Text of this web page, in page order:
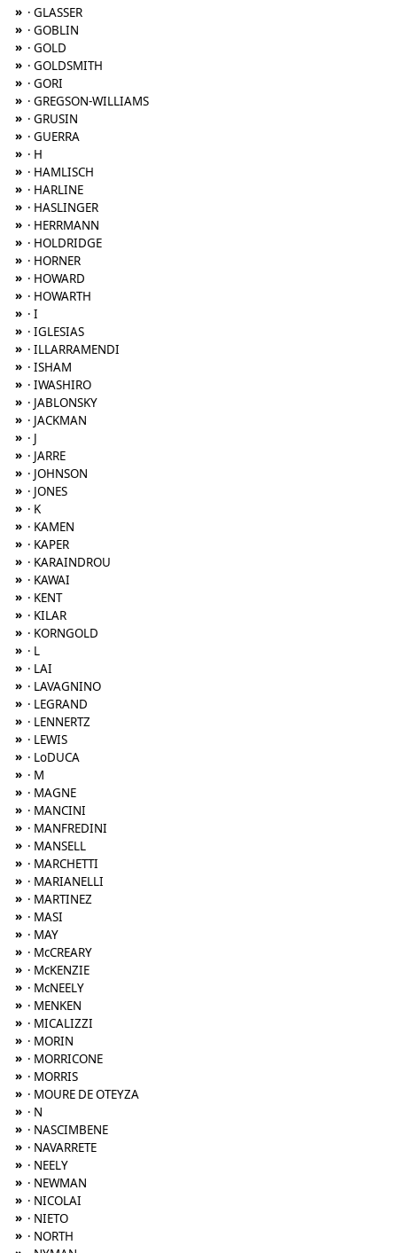
» · GLASSER
» · GOBLIN
» · GOLD
» · GOLDSMITH
» · GORI
» · GREGSON-WILLIAMS
» · GRUSIN
» · GUERRA
» · H
» · HAMLISCH
» · HARLINE
» · HASLINGER
» · HERRMANN
» · HOLDRIDGE
» · HORNER
» · HOWARD
» · HOWARTH
» · I
» · IGLESIAS
» · ILLARRAMENDI
» · ISHAM
» · IWASHIRO
» · JABLONSKY
» · JACKMAN
» · J
» · JARRE
» · JOHNSON
» · JONES
» · K
» · KAMEN
» · KAPER
» · KARAINDROU
» · KAWAI
» · KENT
» · KILAR
» · KORNGOLD
» · L
» · LAI
» · LAVAGNINO
» · LEGRAND
» · LENNERTZ
» · LEWIS
» · LoDUCA
» · M
» · MAGNE
» · MANCINI
» · MANFREDINI
» · MANSELL
» · MARCHETTI
» · MARIANELLI
» · MARTINEZ
» · MASI
» · MAY
» · McCREARY
» · McKENZIE
» · McNEELY
» · MENKEN
» · MICALIZZI
» · MORIN
» · MORRICONE
» · MORRIS
» · MOURE DE OTEYZA
» · N
» · NASCIMBENE
» · NAVARRETE
» · NEELY
» · NEWMAN
» · NICOLAI
» · NIETO
» · NORTH